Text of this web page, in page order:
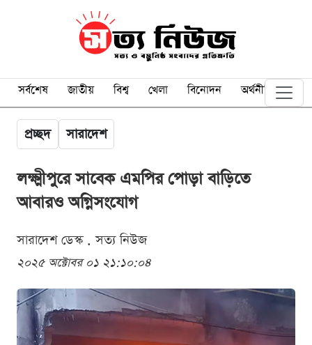
সর্বশেষ জাতীয় বিশ্ব খেলা বিনোদন অর্থনীতি
প্রচ্ছদ সারাদেশ
লক্ষ্মীপুরে সাবেক এমপির পোড়া বাড়িতে
আবারও অগ্নিসংযোগ
সারাদেশ ডেস্ক . সত্য নিউজ
২০২৫ অক্টোবর ০১ ২১:১০:০৪